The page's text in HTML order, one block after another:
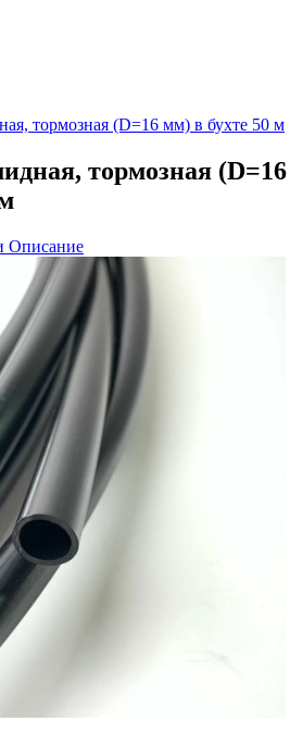
тормозная (D=16 мм) в бухте 50 м
тормозная (D=16
Описание